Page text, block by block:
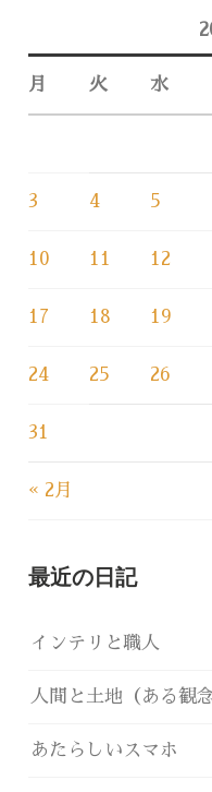
月 火 水
« 2月
3 4 5
10 11 12
17 18 19
24 25 26
31
最近の日記
インテリと職人
人間と土地（ある観
あたらしいスマホ